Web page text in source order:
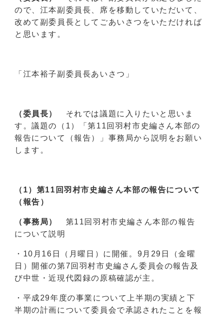
ので、江本副委員長、席を移動していただいて、
改めて副委員長としてごあいさつをいただければ
と思います。
「江本裕子副委員長あいさつ」
（委員長）
それでは議題に入りたいと思いま
す。議題の（1）「第11回羽村市史編さん本部の
報告について（報告）」事務局から説明をお願い
します。
（1）第11回羽村市史編さん本部の報告について
（報告）
（事務局） 第11回羽村市史編さん本部の報告
について説明
・10月16日（月曜日）に開催。9月29日（金曜
日）開催の第7回羽村市史編さん委員会の報告及
び中世・近現代図録の原稿確認が主。
・平成29年度の事業について上半期の実績と下
半期の計画について委員会で承認されたことを報